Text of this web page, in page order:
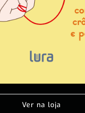
Ver na loja